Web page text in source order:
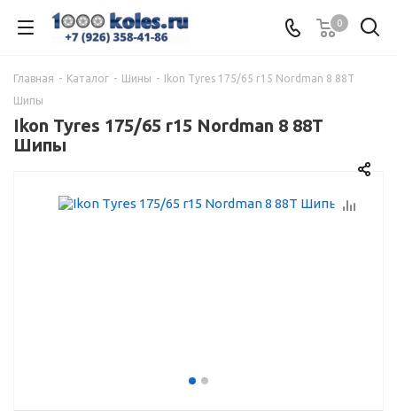
0
Главная - Каталог - Шины - Ikon Tyres 175/65 r15 Nordman 8 88T
Шипы
Ikon Tyres 175/65 r15 Nordman 8 88T
Шипы